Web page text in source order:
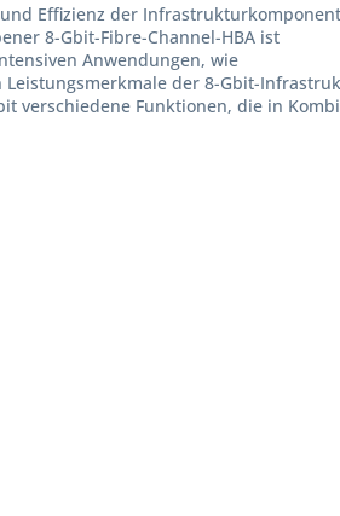
Effizienz der
8-Gbit-Fibre-Channel-HBA ist
Anwendungen, wie
der 8-Gbit-
verschiedene Funktionen, die in